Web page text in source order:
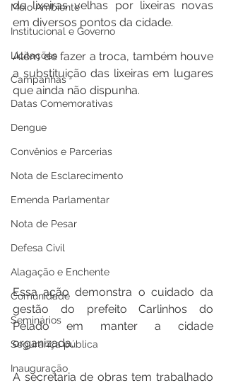
Meio Ambiente
Institucional e Governo
Licitações
Campanhas
Datas Comemorativas
Dengue
Convênios e Parcerias
Nota de Esclarecimento
Emenda Parlamentar
Nota de Pesar
Defesa Civil
Alagação e Enchente
Comunidade
Seminários
Segurança pública
Inauguração
de lixeiras velhas por lixeiras novas
em diversos pontos da cidade.
Além de fazer a troca, também houve
a substituição das lixeiras em lugares
que ainda não dispunha.
Essa ação demonstra o cuidado da
gestão do prefeito Carlinhos do
Pelado em manter a cidade
organizada.
A secretaria de obras tem trabalhado